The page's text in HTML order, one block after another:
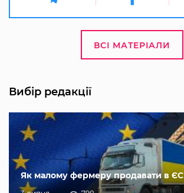
ВСІ МАТЕРІАЛИ
Вибір редакції
Як малому фермеру продавати в ЄС